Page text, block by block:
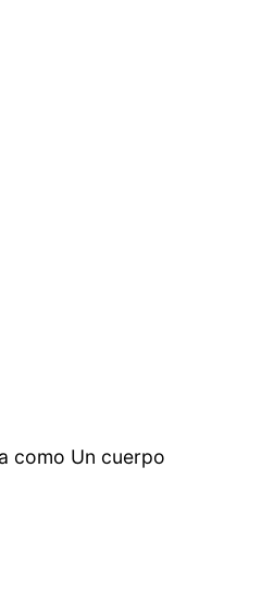
como Un cuerpo